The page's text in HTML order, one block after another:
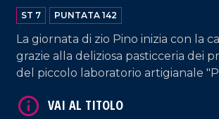
ST 7 PUNTATA 142
La giornata di zio Pino inizia con la
grazie alla deliziosa pasticceria dei
del piccolo laboratorio artigianale
VAI AL TITOLO